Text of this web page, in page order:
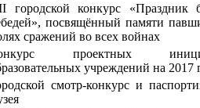
городской конкурс «Праздник
посвящённый памяти
сражений во всех войнах
проектных
учреждений на 2017
смотр-конкурс и